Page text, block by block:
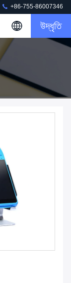
+86-755-86007346
উদ্ধৃতি